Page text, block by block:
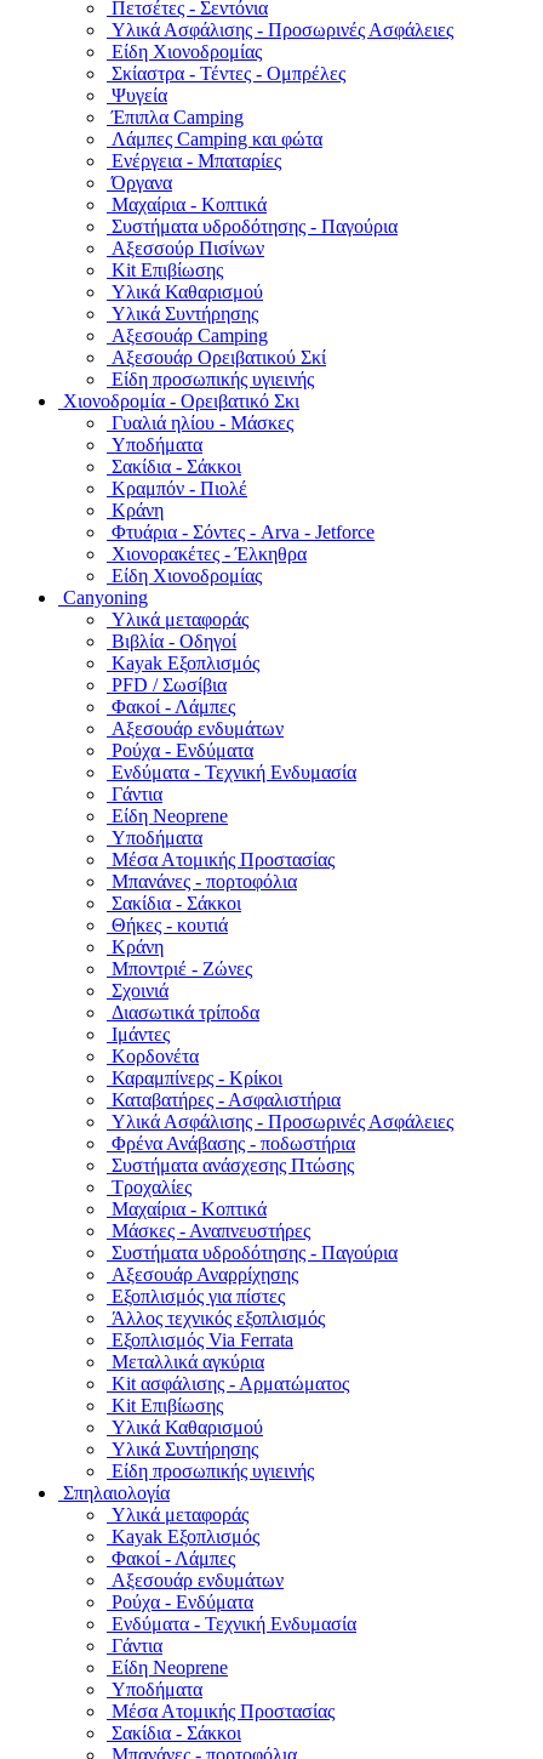
Πετσέτες - Σεντόνια
Υλικά Ασφάλισης - Προσωρινές Ασφάλειες
Είδη Χιονοδρομίας
Σκίαστρα - Τέντες - Ομπρέλες
Ψυγεία
Έπιπλα Camping
Λάμπες Camping και φώτα
Ενέργεια - Μπαταρίες
Όργανα
Μαχαίρια - Κοπτικά
Συστήματα υδροδότησης - Παγούρια
Αξεσσούρ Πισίνων
Kit Επιβίωσης
Υλικά Καθαρισμού
Υλικά Συντήρησης
Αξεσουάρ Camping
Αξεσουάρ Ορειβατικού Σκί
Είδη προσωπικής υγιεινής
Χιονοδρομία - Ορειβατικό Σκι
Γυαλιά ηλίου - Μάσκες
Υποδήματα
Σακίδια - Σάκκοι
Κραμπόν - Πιολέ
Κράνη
Φτυάρια - Σόντες - Arva - Jetforce
Χιονορακέτες - Έλκηθρα
Είδη Χιονοδρομίας
Canyoning
Υλικά μεταφοράς
Βιβλία - Οδηγοί
Kayak Εξοπλισμός
PFD / Σωσίβια
Φακοί - Λάμπες
Αξεσουάρ ενδυμάτων
Ρούχα - Ενδύματα
Ενδύματα - Τεχνική Ενδυμασία
Γάντια
Είδη Neoprene
Υποδήματα
Μέσα Ατομικής Προστασίας
Μπανάνες - πορτοφόλια
Σακίδια - Σάκκοι
Θήκες - κουτιά
Κράνη
Μποντριέ - Ζώνες
Σχοινιά
Διασωτικά τρίποδα
Ιμάντες
Κορδονέτα
Καραμπίνερς - Κρίκοι
Καταβατήρες - Ασφαλιστήρια
Υλικά Ασφάλισης - Προσωρινές Ασφάλειες
Φρένα Ανάβασης - ποδωστήρια
Συστήματα ανάσχεσης Πτώσης
Τροχαλίες
Μαχαίρια - Κοπτικά
Μάσκες - Αναπνευστήρες
Συστήματα υδροδότησης - Παγούρια
Αξεσουάρ Αναρρίχησης
Εξοπλισμός για πίστες
Άλλος τεχνικός εξοπλισμός
Εξοπλισμός Via Ferrata
Μεταλλικά αγκύρια
Kit ασφάλισης - Αρματώματος
Kit Επιβίωσης
Υλικά Καθαρισμού
Υλικά Συντήρησης
Είδη προσωπικής υγιεινής
Σπηλαιολογία
Υλικά μεταφοράς
Kayak Εξοπλισμός
Φακοί - Λάμπες
Αξεσουάρ ενδυμάτων
Ρούχα - Ενδύματα
Ενδύματα - Τεχνική Ενδυμασία
Γάντια
Είδη Neoprene
Υποδήματα
Μέσα Ατομικής Προστασίας
Σακίδια - Σάκκοι
Μπανάνες - πορτοφόλια